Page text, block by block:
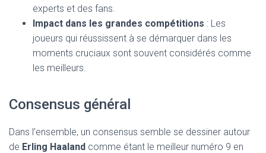
experts et des fans.
Impact dans les grandes compétitions : Les
joueurs qui réussissent à se démarquer dans les
moments cruciaux sont souvent considérés comme
les meilleurs.
Consensus général
Dans l’ensemble, un consensus semble se dessiner autour
de Erling Haaland comme étant le meilleur numéro 9 en